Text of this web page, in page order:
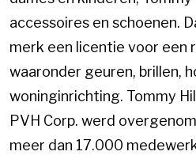
accessoires en schoenen.
merk een licentie voor een
waaronder geuren, brillen,
woninginrichting. Tommy
PVH Corp. werd
meer dan 17.000